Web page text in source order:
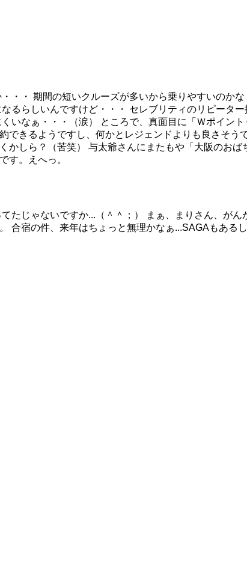
・・ 期間の短いクルーズが多いから乗りやすいのか
るらしいんですけど・・・ セレブリティのリピータ
いなぁ・・・（涙） ところで、真面目に「Ｗポイン
きるようですし、何かとレジェンドよりも良さそ
しら？（苦笑） 与太爺さんにまたもや「大阪のお
す。えへっ。
たじゃないですか...（＾＾；） まぁ、まりさん、が
合宿の件、来年はちょっと無理かなぁ...SAGAもあるし